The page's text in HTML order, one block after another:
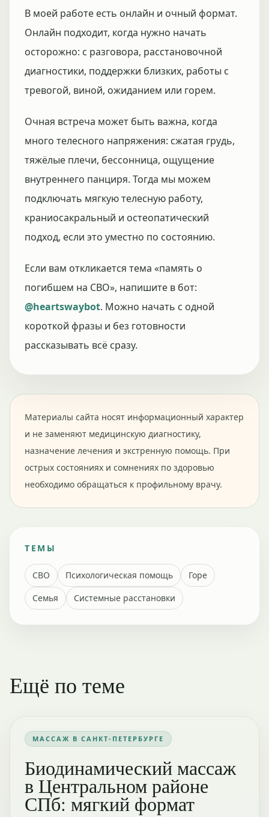
В моей работе есть онлайн и очный формат.
Онлайн подходит, когда нужно начать
осторожно: с разговора, расстановочной
диагностики, поддержки близких, работы с
тревогой, виной, ожиданием или горем.
Очная встреча может быть важна, когда
много телесного напряжения: сжатая грудь,
тяжёлые плечи, бессонница, ощущение
внутреннего панциря. Тогда мы можем
подключать мягкую телесную работу,
краниосакральный и остеопатический
подход, если это уместно по состоянию.
Если вам откликается тема «память о
погибшем на СВО», напишите в бот:
@heartswaybot. Можно начать с одной
короткой фразы и без готовности
рассказывать всё сразу.
Материалы сайта носят информационный характер
и не заменяют медицинскую диагностику,
назначение лечения и экстренную помощь. При
острых состояниях и сомнениях по здоровью
необходимо обращаться к профильному врачу.
ТЕМЫ
СВО Психологическая помощь
Горе
Семья
Системные расстановки
Ещё по теме
МАССАЖ В САНКТ-ПЕТЕРБУРГЕ
Биодинамический массаж
в Центральном районе
СПб: мягкий формат